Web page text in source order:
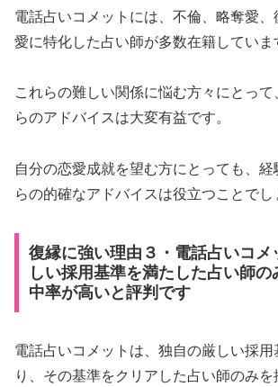
電話占いコメットには、不倫、略奪愛
愛に特化した占い師が多数在籍していま
これらの難しい関係に悩む方々にとっ
らのアドバイスは大変有益です。
自分の恋愛成就を望む方にとっても、
らの的確なアドバイスは役立つことでし
復縁に強い理由３・電話占いコメ
しい採用基準を満たした占い師の
中率が高いと評判です
電話占いコメットは、独自の厳しい採用
り、その基準をクリアした占い師のみを